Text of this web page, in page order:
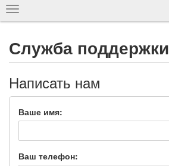
Показать
навигацию
Служба поддержки
Написать нам
Ваше имя:
Ваш телефон: